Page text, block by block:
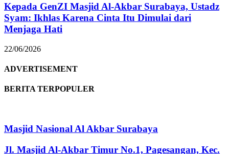
Kepada GenZI Masjid Al-Akbar Surabaya, Ustadz
Syam: Ikhlas Karena Cinta Itu Dimulai dari
Menjaga Hati
22/06/2026
ADVERTISEMENT
BERITA TERPOPULER
Masjid Nasional Al Akbar Surabaya
Jl. Masjid Al-Akbar Timur No.1, Pagesangan, Kec.